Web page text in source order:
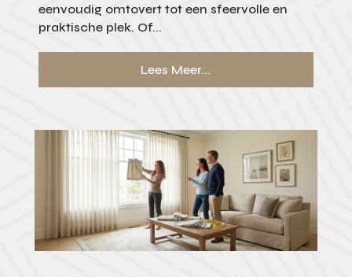
eenvoudig omtovert tot een sfeervolle en
praktische plek. Of...
Lees Meer...